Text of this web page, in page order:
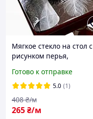
Мягкое стекло на стол с
рисунком перья,
Готово к отправке
5.0 (1)
265₴/м
408 ₴/м